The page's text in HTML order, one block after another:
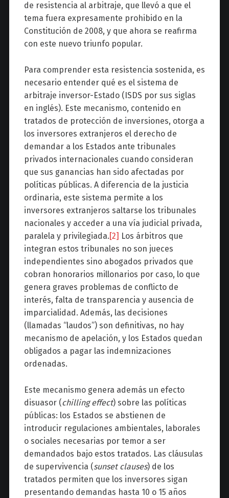
de resistencia al arbitraje, que llevó a que el
tema fuera expresamente prohibido en la
Constitución de 2008, y que ahora se reafirma
con este nuevo triunfo popular.
Para comprender esta resistencia sostenida, es
necesario entender qué es el sistema de
arbitraje inversor-Estado (ISDS por sus siglas
en inglés). Este mecanismo, contenido en
tratados de protección de inversiones, otorga a
los inversores extranjeros el derecho de
demandar a los Estados ante tribunales
privados internacionales cuando consideran
que sus ganancias han sido afectadas por
políticas públicas. A diferencia de la justicia
ordinaria, este sistema permite a los
inversores extranjeros saltarse los tribunales
nacionales y acceder a una vía judicial privada,
paralela y privilegiada. [2] Los árbitros que
integran estos tribunales no son jueces
independientes sino abogados privados que
cobran honorarios millonarios por caso, lo que
genera graves problemas de conflicto de
interés, falta de transparencia y ausencia de
imparcialidad. Además, las decisiones
(llamadas “laudos”) son definitivas, no hay
mecanismo de apelación, y los Estados quedan
obligados a pagar las indemnizaciones
ordenadas.
Este mecanismo genera además un efecto
disuasor (chilling effect) sobre las políticas
públicas: los Estados se abstienen de
introducir regulaciones ambientales, laborales
o sociales necesarias por temor a ser
demandados bajo estos tratados. Las cláusulas
de supervivencia (sunset clauses) de los
tratados permiten que los inversores sigan
presentando demandas hasta 10 o 15 años